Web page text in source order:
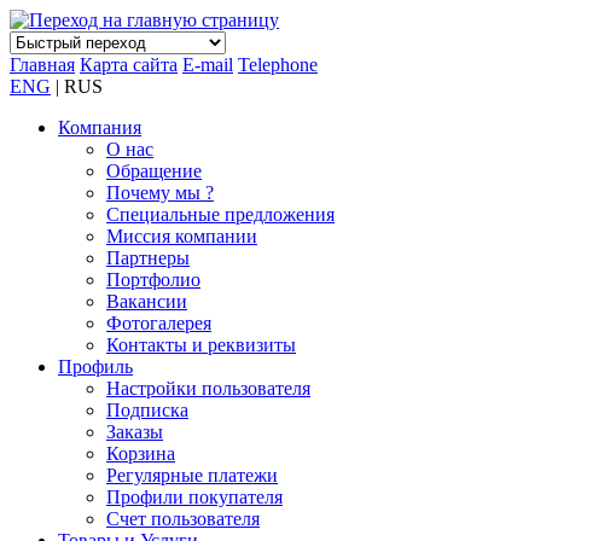
Главная Карта сайта E-mail Telephone
ENG | RUS
Компания
О нас
Обращение
Почему мы ?
Специальные предложения
Миссия компании
Партнеры
Портфолио
Вакансии
Фотогалерея
Контакты и реквизиты
Профиль
Настройки пользователя
Подписка
Заказы
Корзина
Регулярные платежи
Профили покупателя
Счет пользователя